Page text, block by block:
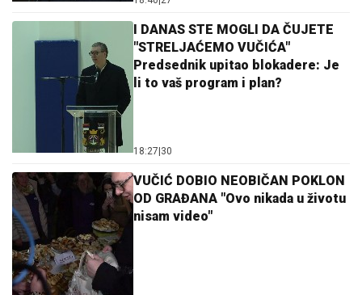
I DANAS STE MOGLI DA ČUJETE
"STRELJAĆEMO VUČIĆA"
Predsednik upitao blokadere: Je
li to vaš program i plan?
18:27 30
VUČIĆ DOBIO NEOBIČAN POKLON
OD GRAĐANA "Ovo nikada u životu
nisam video"